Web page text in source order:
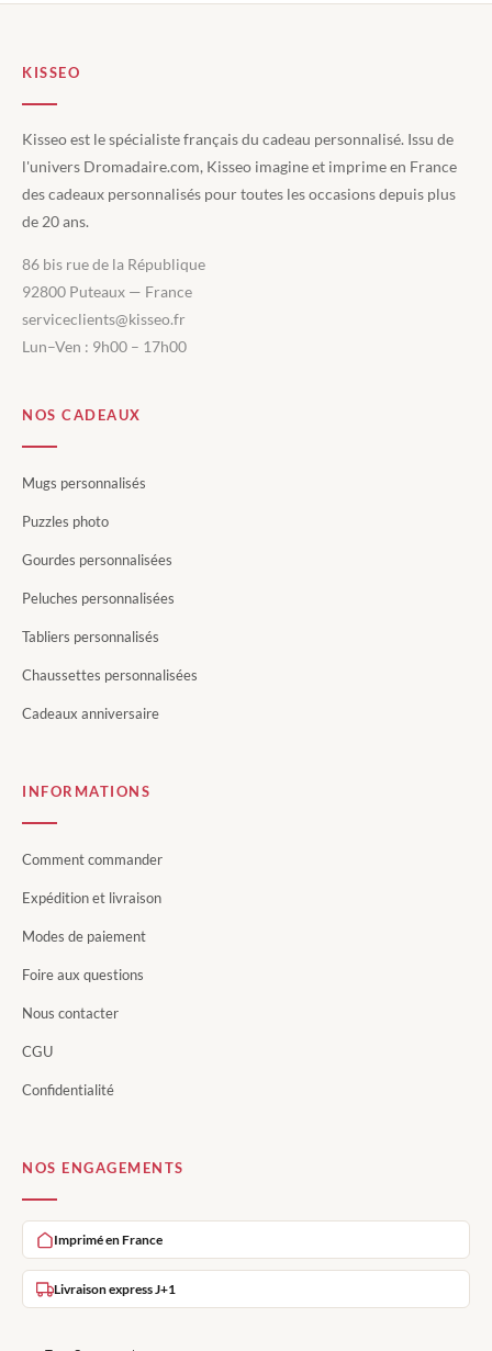
KISSEO
Kisseo est le spécialiste français du cadeau personnalisé. Issu de
l'univers Dromadaire.com, Kisseo imagine et imprime en France
des cadeaux personnalisés pour toutes les occasions depuis plus
de 20 ans.
86 bis rue de la République
92800 Puteaux — France
serviceclients@kisseo.fr
Lun–Ven : 9h00 – 17h00
NOS CADEAUX
Mugs personnalisés
Puzzles photo
Gourdes personnalisées
Peluches personnalisées
Tabliers personnalisés
Chaussettes personnalisées
Cadeaux anniversaire
INFORMATIONS
Comment commander
Expédition et livraison
Modes de paiement
Foire aux questions
Nous contacter
CGU
Confidentialité
NOS ENGAGEMENTS
Imprimé en France
Livraison express J+1